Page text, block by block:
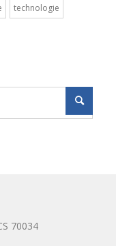
technologie
70034